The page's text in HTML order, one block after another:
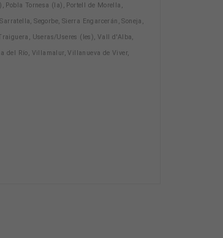
Pobla Tornesa (la), Portell de Morella,
Segorbe, Sierra Engarcerán, Soneja,
Useras/Useres (les), Vall d'Alba,
Río, Villamalur, Villanueva de Viver,